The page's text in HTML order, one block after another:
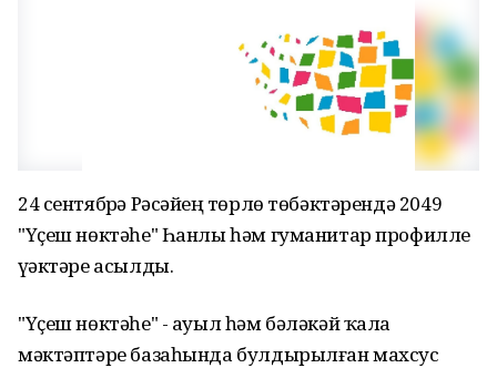
24 сентябрҙә Рәсәйҙең төрлө төбәктәрендә 2049
"Үҫеш нөктәһе" Һанлы һәм гуманитар профилле
үҙәктәре асылды.
"Үҫеш нөктәһе" - ауыл һәм бәләкәй ҡала
мәктәптәре базаһында булдырылған махсус